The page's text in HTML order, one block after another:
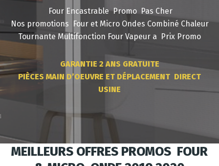
Four Encastrable Promo Pas Cher
Nos promotions Four et Micro Ondes Combiné Chaleur
Tournante Multifonction Four Vapeur a Prix Promo
GARANTIE 2 ANS GRATUITE
PIÈCES MAIN D’OEUVRE ET DÉPLACEMENT DIRECT
USINE
MEILLEURS OFFRES PROMOS FOUR